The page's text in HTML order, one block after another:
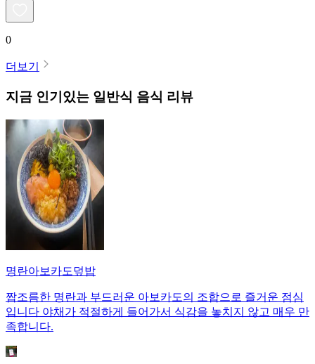
0
더보기
지금 인기있는 일반식 음식 리뷰
명란아보카도덮밥
짭조름한 명란과 부드러운 아보카도의 조합으로 즐거운 점심
입니다 야채가 적절하게 들어가서 식감을 놓치지 않고 매우 만
족합니다.